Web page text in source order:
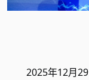
2025年12月29